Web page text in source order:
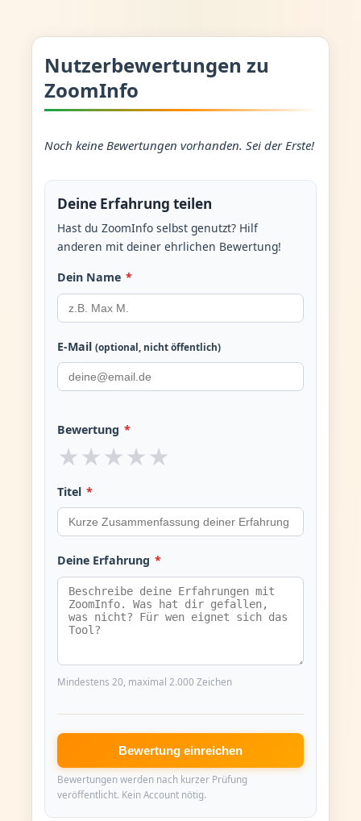
Nutzerbewertungen zu
ZoomInfo
Noch keine Bewertungen vorhanden. Sei der Erste!
Deine Erfahrung teilen
Hast du ZoomInfo selbst genutzt? Hilf
anderen mit deiner ehrlichen Bewertung!
Dein Name *
E-Mail (optional, nicht öffentlich)
Bewertung *
★ ★ ★ ★ ★
Titel *
Deine Erfahrung *
Mindestens 20, maximal 2.000 Zeichen
Bewertung einreichen
Bewertungen werden nach kurzer Prüfung
veröffentlicht. Kein Account nötig.